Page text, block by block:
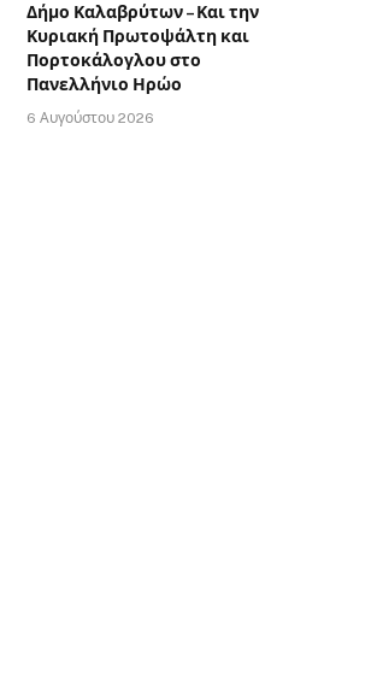
Δήμο Καλαβρύτων – Και την
Κυριακή Πρωτοψάλτη και
Πορτοκάλογλου στο
Πανελλήνιο Ηρώο
6 Αυγούστου 2026